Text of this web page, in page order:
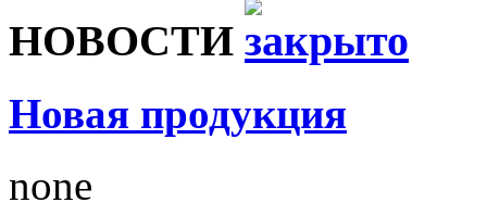
НОВОСТИ
Новая продукция
none